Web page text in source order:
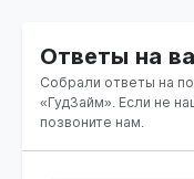
Ответы на
Собрали ответы на
«ГудЗайм». Если не
позвоните нам.